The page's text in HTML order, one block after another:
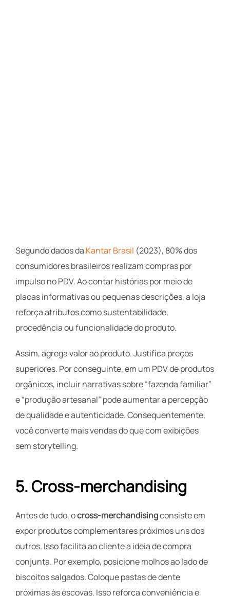
Segundo dados da Kantar Brasil (2023), 80% dos
consumidores brasileiros realizam compras por
impulso no PDV. Ao contar histórias por meio de
placas informativas ou pequenas descrições, a loja
reforça atributos como sustentabilidade,
procedência ou funcionalidade do produto.
Assim, agrega valor ao produto. Justifica preços
superiores. Por conseguinte, em um PDV de produtos
orgânicos, incluir narrativas sobre “fazenda familiar”
e “produção artesanal” pode aumentar a percepção
de qualidade e autenticidade. Consequentemente,
você converte mais vendas do que com exibições
sem storytelling.
5. Cross-merchandising
Antes de tudo, ocross-merchandisingconsiste em
expor produtos complementares próximos uns dos
outros. Isso facilita ao cliente a ideia de compra
conjunta. Por exemplo, posicione molhos ao lado de
biscoitos salgados. Coloque pastas de dente
próximas às escovas. Isso reforça conveniência e